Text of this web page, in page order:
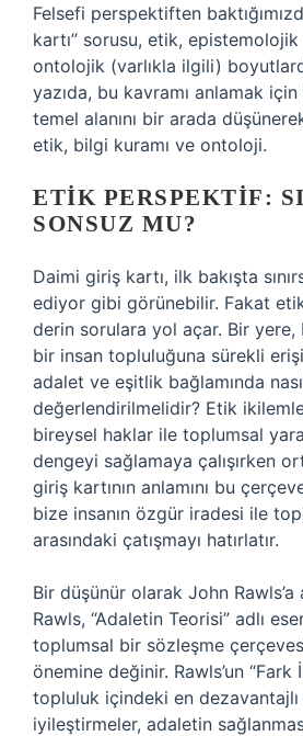
Felsefi perspektiften
kartı” sorusu, etik,
ontolojik (varlıkla ilgili)
yazıda, bu kavramı anlamak
temel alanını bir arada
etik, bilgi kuramı ve ontoloji.
ETIK PERSPEKTIF:
SONSUZ MU?
Daimi giriş kartı, ilk bakışta
ediyor gibi görünebilir. Fakat
derin sorulara yol açar. Bir
bir insan topluluğuna sürekli
adalet ve eşitlik bağlamında
değerlendirilmelidir? Etik
bireysel haklar ile toplumsal
dengeyi sağlamaya çalışırken
giriş kartının anlamını bu
bize insanın özgür iradesi ile
arasındaki çatışmayı hatırlatır.
Bir düşünür olarak John
Rawls, “Adaletin Teorisi” adlı
toplumsal bir sözleşme
önemine değinir. Rawls’un
topluluk içindeki en
iyileştirmeler, adaletin